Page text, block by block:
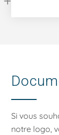
Si vous
notre logo,